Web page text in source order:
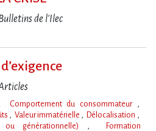
de l'Ilec
Comportement du consommateur
Valeur immatérielle
Délocalisation
ou générationnelle)
Formation